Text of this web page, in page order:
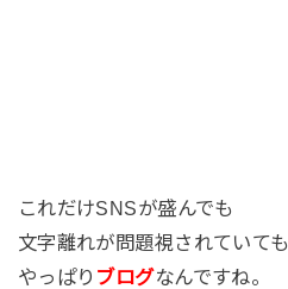
これだけSNSが盛んでも
文字離れが問題視されていても
やっぱり ブログなんですね。